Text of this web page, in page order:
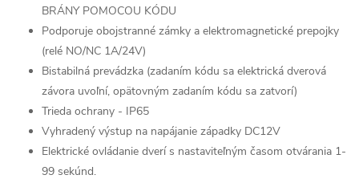
BRÁNY POMOCOU KÓDU
Podporuje obojstranné zámky a elektromagnetické prepojky
(relé NO/NC 1A/24V)
Bistabilná prevádzka (zadaním kódu sa elektrická dverová
závora uvoľní, opätovným zadaním kódu sa zatvorí)
Trieda ochrany - IP65
Vyhradený výstup na napájanie západky DC12V
Elektrické ovládanie dverí s nastaviteľným časom otvárania 1-
99 sekúnd.